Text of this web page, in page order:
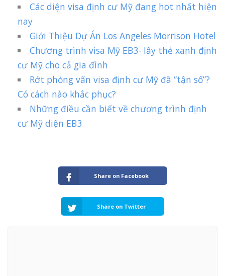
Các diện visa định cư Mỹ đang hot nhất hiện
nay
Giới Thiệu Dự Án Los Angeles Morrison Hotel
Chương trình visa Mỹ EB3- lấy thẻ xanh định
cư Mỹ cho cả gia đình
Rớt phỏng vấn visa định cư Mỹ đã “tận số”?
Có cách nào khắc phục?
Những điều cần biết về chương trình định
cư Mỹ diện EB3
Share on Facebook
Share on Twitter